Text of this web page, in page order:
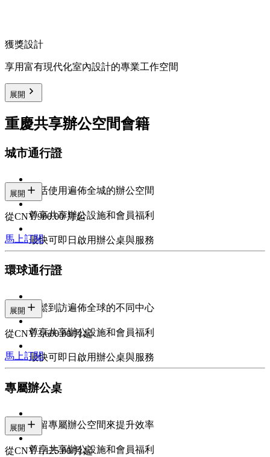
獲獎設計
享用富有現代化室內設計的專業工作空間
展開
重慶共享辦公空間會籍
城市通行證
靈活使用遍佈全城的辦公空間
尊享共享辦公設施和會員福利
最快可即日啟用辦公桌與服務
展開
從CNY 900.00/月起
馬上訂閱
環球通行證
輕鬆到訪遍佈全球的不同中心
尊享共享辦公設施和會員福利
最快可即日啟用辦公桌與服務
展開
從CNY 3,600.00/月起
馬上訂閱
專屬辦公桌
預留專屬辦公空間來提升效率
尊享共享辦公設施和會員福利
展開
從CNY 1,125.00/月起